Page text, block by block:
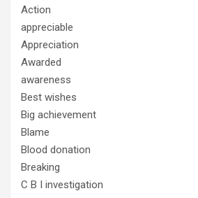
Action
appreciable
Appreciation
Awarded
awareness
Best wishes
Big achievement
Blame
Blood donation
Breaking
C B I investigation